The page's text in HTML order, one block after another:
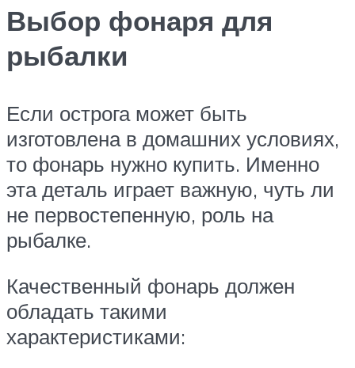
Выбор фонаря для
рыбалки
Если острога может быть
изготовлена в домашних условиях,
то фонарь нужно купить. Именно
эта деталь играет важную, чуть ли
не первостепенную, роль на
рыбалке.
Качественный фонарь должен
обладать такими
характеристиками: